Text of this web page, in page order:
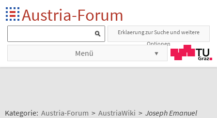
Austria-Forum
Erklaerung zur Suche und weitere
Optionen
Menü
Kategorie: Austria-Forum > AustriaWiki > Joseph Emanuel